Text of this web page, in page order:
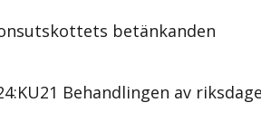
betänkanden
Behandlingen av